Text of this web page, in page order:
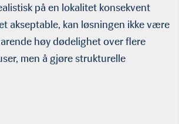
på en lokalitet konsekvent
akseptable, kan løsningen ikke være
høy dødelighet over flere
men å gjøre strukturelle